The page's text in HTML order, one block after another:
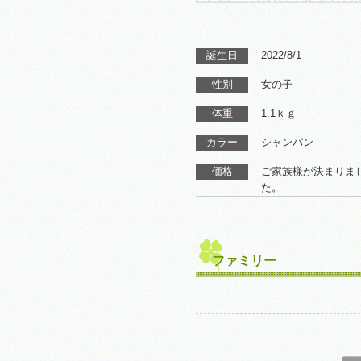
誕生日 2022/8/1
性別 女の子
体重 1.1ｋｇ
カラー シャンパン
価格
ご家族様が決まりま
た。
ファミリー